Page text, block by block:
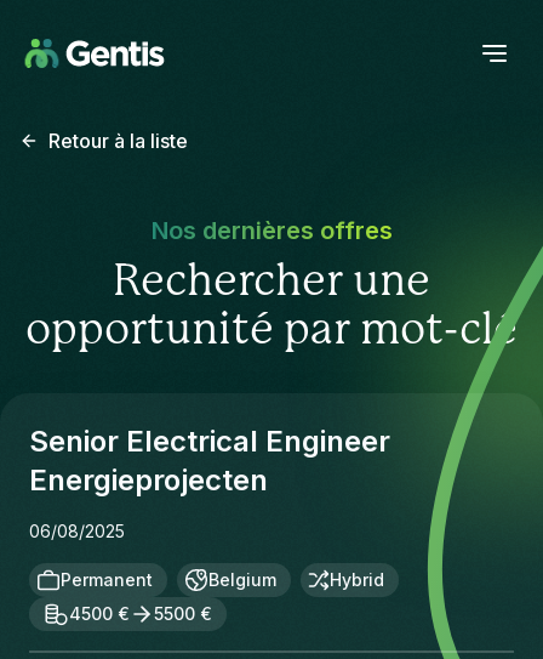
Retour à la liste
Nos dernières offres
Rechercher une
opportunité par mot-clé
Senior Electrical Engineer
Energieprojecten
06/08/2025
Permanent Belgium
Hybrid
4500 €
5500 €